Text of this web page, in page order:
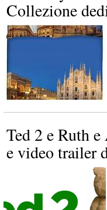
Collezione
Ted 2 e Ruth
e video trailer